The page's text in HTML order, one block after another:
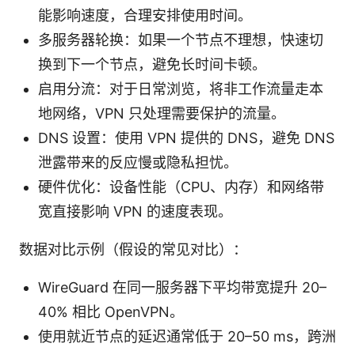
能影响速度，合理安排使用时间。
多服务器轮换：如果一个节点不理想，快速切
换到下一个节点，避免长时间卡顿。
启用分流：对于日常浏览，将非工作流量走本
地网络，VPN 只处理需要保护的流量。
DNS 设置：使用 VPN 提供的 DNS，避免 DNS
泄露带来的反应慢或隐私担忧。
硬件优化：设备性能（CPU、内存）和网络带
宽直接影响 VPN 的速度表现。
数据对比示例（假设的常见对比）：
WireGuard 在同一服务器下平均带宽提升 20–
40% 相比 OpenVPN。
使用就近节点的延迟通常低于 20–50 ms，跨洲